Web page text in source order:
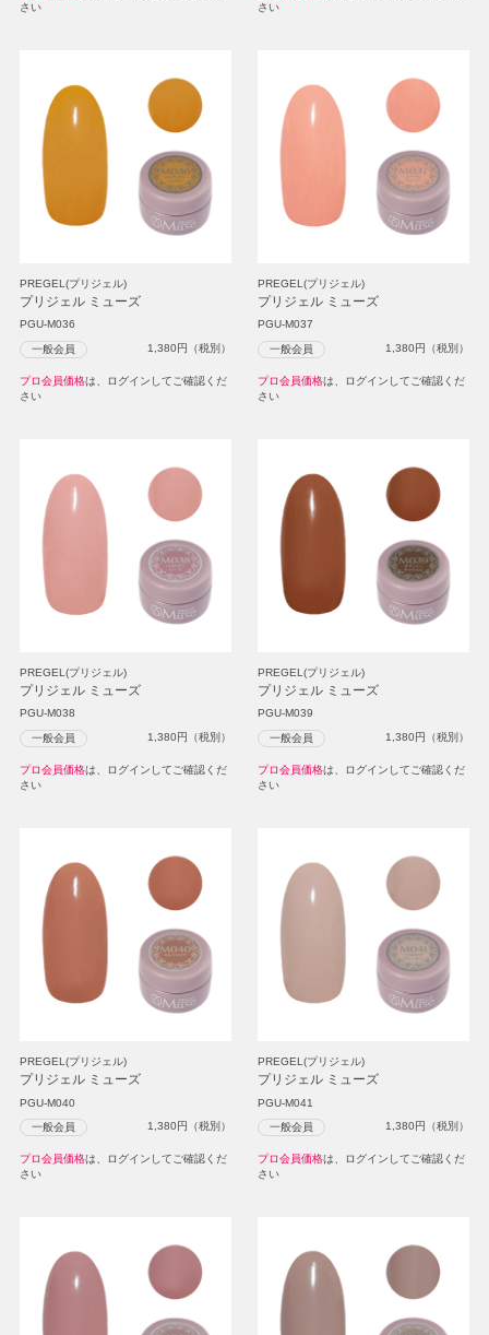
さい
さい
PREGEL(プリジェル)
プリジェル ミューズ
PGU-M036
一般会員 1,380円（税別）
プロ会員価格は、ログインしてご確認くだ
さい
PREGEL(プリジェル)
プリジェル ミューズ
PGU-M037
一般会員 1,380円（税別）
プロ会員価格は、ログインしてご確認くだ
さい
PREGEL(プリジェル)
プリジェル ミューズ
PGU-M038
一般会員 1,380円（税別）
プロ会員価格は、ログインしてご確認くだ
さい
PREGEL(プリジェル)
プリジェル ミューズ
PGU-M039
一般会員 1,380円（税別）
プロ会員価格は、ログインしてご確認くだ
さい
PREGEL(プリジェル)
プリジェル ミューズ
PGU-M040
一般会員 1,380円（税別）
プロ会員価格は、ログインしてご確認くだ
さい
PREGEL(プリジェル)
プリジェル ミューズ
PGU-M041
一般会員 1,380円（税別）
プロ会員価格は、ログインしてご確認くだ
さい